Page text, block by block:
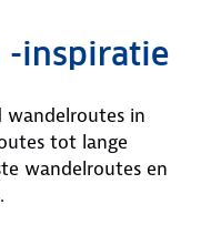
-inspiratie
wandelroutes in
tot lange
wandelroutes en